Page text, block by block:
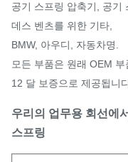
공기 스프링 압축기, 공기
데스 벤츠를 위한 기타,
BMW, 아우디, 자동차명.
모든 부품은 원래 OEM
12 달 보증으로 제공됩니
우리의 업무용 회선에
스프링